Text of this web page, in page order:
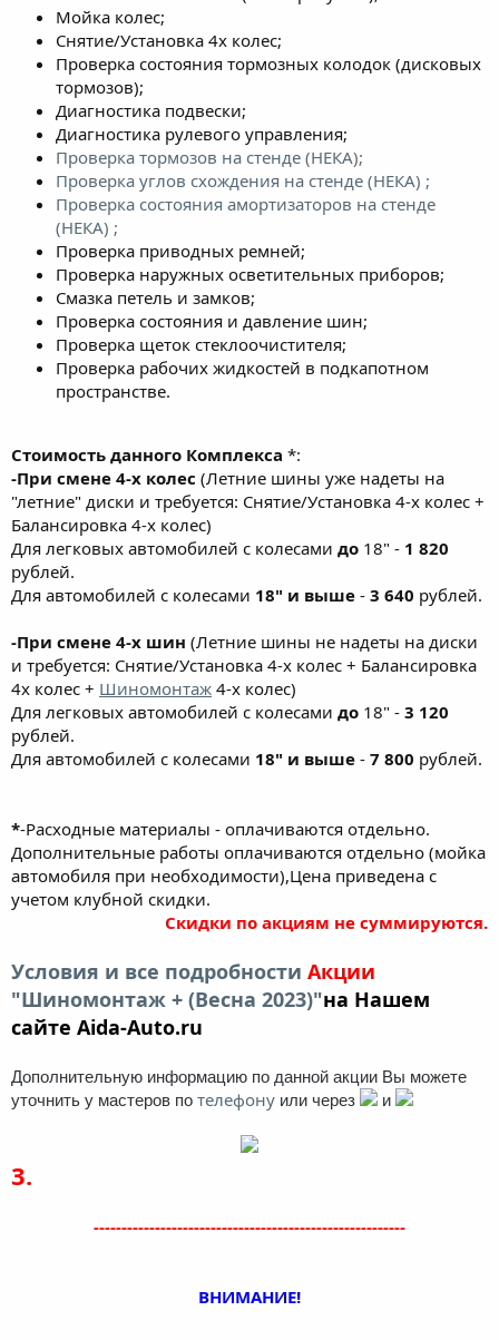
Мойка колес;
Снятие/Установка 4х колес;
Проверка состояния тормозных колодок (дисковых
тормозов);
Диагностика подвески;
Диагностика рулевого управления;
Проверка тормозов на стенде (НЕКА);
Проверка углов схождения на стенде (НЕКА) ;
Проверка состояния амортизаторов на стенде
(НЕКА) ;
Проверка приводных ремней;
Проверка наружных осветительных приборов;
Смазка петель и замков;
Проверка состояния и давление шин;
Проверка щеток стеклоочистителя;
Проверка рабочих жидкостей в подкапотном
пространстве.
Стоимость данного Комплекса *:
-При смене 4-х колес (Летние шины уже надеты на
"летние" диски и требуется: Снятие/Установка 4-х колес +
Балансировка 4-х колес)
Для легковых автомобилей с колесами до 18" - 1 820
рублей.
Для автомобилей с колесами 18" и выше - 3 640 рублей.
-При смене 4-х шин (Летние шины не надеты на диски
и требуется: Снятие/Установка 4-х колес + Балансировка
4х колес + Шиномонтаж 4-х колес)
Для легковых автомобилей с колесами до 18" - 3 120
рублей.
Для автомобилей с колесами 18" и выше - 7 800 рублей.
*-Расходные материалы - оплачиваются отдельно.
Дополнительные работы оплачиваются отдельно (мойка
автомобиля при необходимости),Цена приведена с
учетом клубной скидки.
Скидки по акциям не суммируются.
Условия и все подробности Акции
"Шиномонтаж + (Весна 2023)"на Нашем
сайте Aida-Auto.ru
Дополнительную информацию по данной акции Вы можете
уточнить у мастеров по телефону или через и
3.
--------------------------------------------------------
ВНИМАНИЕ!